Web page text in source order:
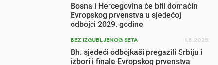
Bosna i Hercegovina će biti domaćin
Evropskog prvenstva u sjedećoj
odbojci 2029. godine
BEZ IZGUBLJENOG SETA 1.8.2025
Bh. sjedeći odbojkaši pregazili Srbiju i
izborili finale Evropskog prvenstva